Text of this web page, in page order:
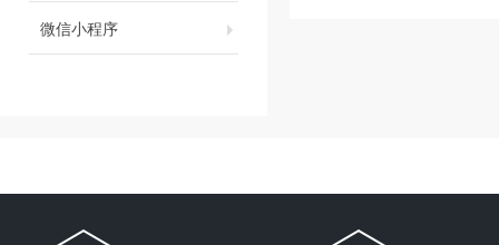
微信小程序